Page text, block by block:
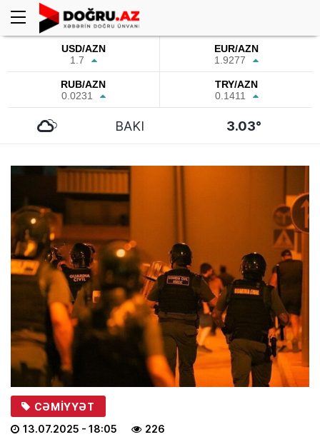
USD/AZN
1.7
EUR/AZN
1.9277
RUB/AZN
0.0231
TRY/AZN
0.1411
BAKI 3.03°
CƏMIYYƏT
13.07.2025 - 18:05 226